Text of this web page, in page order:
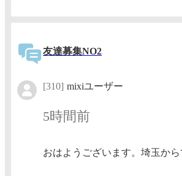
友達募集NO2
[310] mixiユーザー
5時間前
おはようございます。埼玉から